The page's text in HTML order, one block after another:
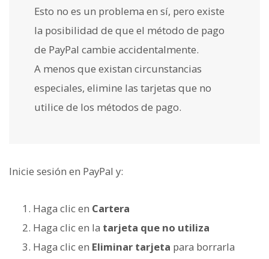
Esto no es un problema en sí, pero existe
la posibilidad de que el método de pago
de PayPal cambie accidentalmente.
A menos que existan circunstancias
especiales, elimine las tarjetas que no
utilice de los métodos de pago.
Inicie sesión en PayPal y:
Haga clic en Cartera
Haga clic en la tarjeta que no utiliza
Haga clic en Eliminar tarjeta para borrarla